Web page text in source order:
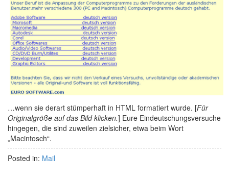
…wenn sie derart stümperhaft in HTML formatiert wurde. [Für
Originalgröße auf das Bild klicken.] Eure Eindeutschungsversuche
hingegen, die sind zuweilen zielsicher, etwa beim Wort
„Macintosch“.
Posted in: Mail